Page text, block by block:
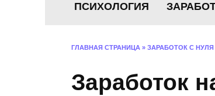
ПСИХОЛОГИЯ
ГЛАВНАЯ СТРАНИЦА » ЗАРАБОТОК С НУЛЯ
Заработок